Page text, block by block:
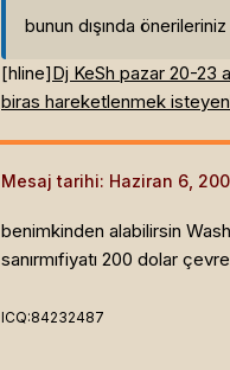
bunun dışında
[hline]Dj KeSh pazar 20-23
biras hareketlenmek
Mesaj tarihi: Haziran 6,
benimkinden alabilirsin
sanırmıfiyatı 200 dolar
ICQ:84232487